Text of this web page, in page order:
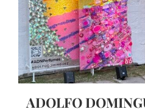
ADOLFO